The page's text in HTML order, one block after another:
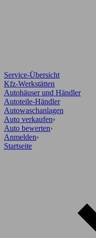
Service-Übersicht
Kfz-Werkstätten
Autohäuser und Händler
Autoteile-Händler
Autowaschanlagen
Auto verkaufen›
Auto bewerten›
Anmelden›
Startseite